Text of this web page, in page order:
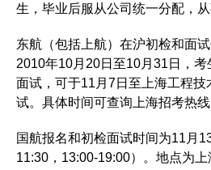
生，毕业后服从公司统一分配，从
东航（包括上航）在沪初检和面
2010年10月20日至10月31日，
面试，可于11月7日至上海工程技
试。具体时间可查询上海招考热线
国航报名和初检面试时间为11月
11:30，13:00-19:00）。地点为上